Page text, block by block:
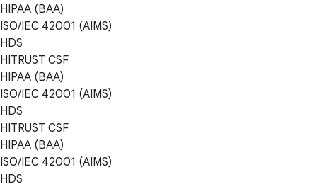
HIPAA (BAA)
ISO/IEC 42001 (AIMS)
HDS
HITRUST CSF
HIPAA (BAA)
ISO/IEC 42001 (AIMS)
HDS
HITRUST CSF
HIPAA (BAA)
ISO/IEC 42001 (AIMS)
HDS